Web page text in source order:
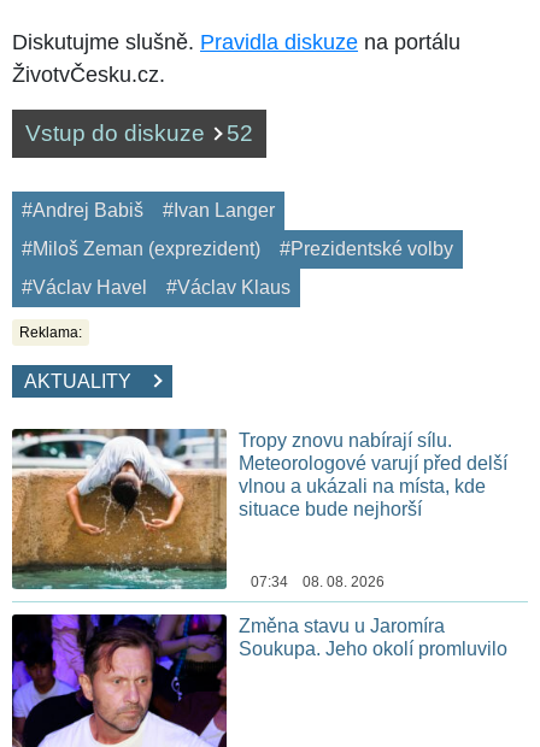
Diskutujme slušně. Pravidla diskuze na portálu
ŽivotvČesku.cz.
Vstup do diskuze 52
#Andrej Babiš
#Ivan Langer
#Miloš Zeman (exprezident)
#Prezidentské volby
#Václav Havel
#Václav Klaus
Reklama:
AKTUALITY
Tropy znovu nabírají sílu.
Meteorologové varují před delší
vlnou a ukázali na místa, kde
situace bude nejhorší
07:34 08. 08. 2026
Změna stavu u Jaromíra
Soukupa. Jeho okolí promluvilo